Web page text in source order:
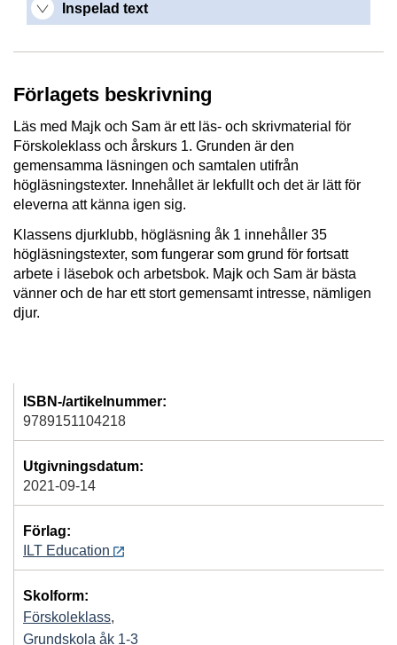
Inspelad text
Förlagets beskrivning
Läs med Majk och Sam är ett läs- och skrivmaterial för
Förskoleklass och årskurs 1. Grunden är den
gemensamma läsningen och samtalen utifrån
högläsningstexter. Innehållet är lekfullt och det är lätt för
eleverna att känna igen sig.
Klassens djurklubb, högläsning åk 1 innehåller 35
högläsningstexter, som fungerar som grund för fortsatt
arbete i läsebok och arbetsbok. Majk och Sam är bästa
vänner och de har ett stort gemensamt intresse, nämligen
djur.
ISBN-/artikelnummer:
9789151104218
Utgivningsdatum:
2021-09-14
Förlag:
ILT Education
Skolform:
Förskoleklass,
Grundskola åk 1-3